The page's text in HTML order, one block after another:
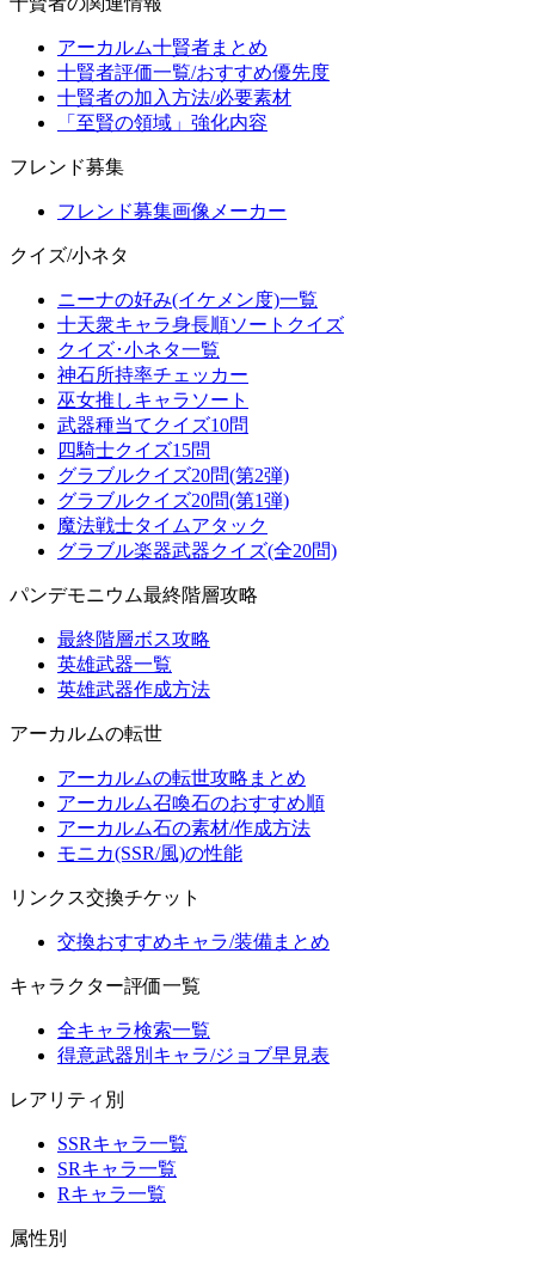
アーカルム十賢者まとめ
十賢者評価一覧/おすすめ優先度
十賢者の加入方法/必要素材
「至賢の領域」強化内容
フレンド募集
フレンド募集画像メーカー
クイズ/小ネタ
ニーナの好み(イケメン度)一覧
十天衆キャラ身長順ソートクイズ
クイズ･小ネタ一覧
神石所持率チェッカー
巫女推しキャラソート
武器種当てクイズ10問
四騎士クイズ15問
グラブルクイズ20問(第2弾)
グラブルクイズ20問(第1弾)
魔法戦士タイムアタック
グラブル楽器武器クイズ(全20問)
パンデモニウム最終階層攻略
最終階層ボス攻略
英雄武器一覧
英雄武器作成方法
アーカルムの転世
アーカルムの転世攻略まとめ
アーカルム召喚石のおすすめ順
アーカルム石の素材/作成方法
モニカ(SSR/風)の性能
リンクス交換チケット
交換おすすめキャラ/装備まとめ
キャラクター評価一覧
全キャラ検索一覧
得意武器別キャラ/ジョブ早見表
レアリティ別
SSRキャラ一覧
SRキャラ一覧
Rキャラ一覧
属性別